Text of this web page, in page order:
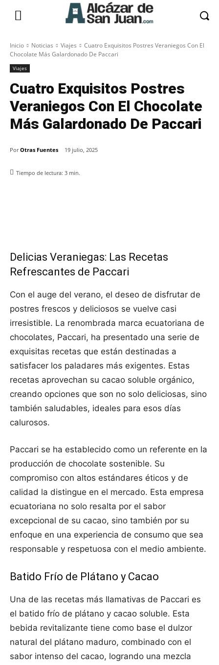
Inicio Noticias Viajes
Cuatro Exquisitos Postres Veraniegos Con El
Chocolate Más Galardonado De Paccari
Viajes
Cuatro Exquisitos Postres
Veraniegos Con El Chocolate
Más Galardonado De Paccari
Por Otras Fuentes 19 julio, 2025
Tiempo de lectura: 3 min.
Delicias Veraniegas: Las Recetas
Refrescantes de Paccari
Con el auge del verano, el deseo de disfrutar de
postres frescos y deliciosos se vuelve casi
irresistible. La renombrada marca ecuatoriana de
chocolates, Paccari, ha presentado una serie de
exquisitas recetas que están destinadas a
satisfacer los paladares más exigentes. Estas
recetas aprovechan su cacao soluble orgánico,
creando opciones que son no solo deliciosas, sino
también saludables, ideales para esos días
calurosos.
Paccari se ha establecido como un referente en la
producción de chocolate sostenible. Su
compromiso con altos estándares éticos y de
calidad la distingue en el mercado. Esta empresa
ecuatoriana no solo resalta por el sabor
excepcional de su cacao, sino también por su
enfoque en una experiencia de consumo que sea
responsable y respetuosa con el medio ambiente.
Batido Frío de Plátano y Cacao
Una de las recetas más llamativas de Paccari es
el batido frío de plátano y cacao soluble. Esta
bebida revitalizante tiene como base el dulzor
natural del plátano maduro, combinado con el
sabor intenso del cacao, logrando una mezcla